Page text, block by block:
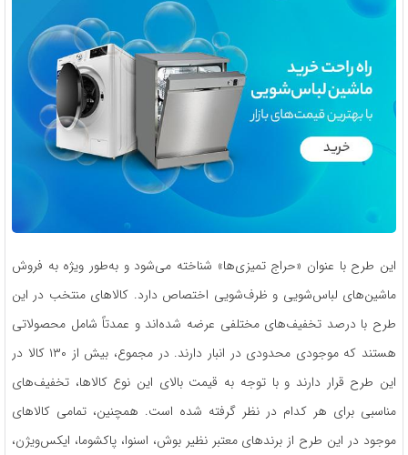
این طرح با عنوان «حراج تمیزی‌ها» شناخته می‌شود و به‌طور ویژه به فروش
ماشین‌های لباس‌شویی و ظرف‌شویی اختصاص دارد. کالاهای منتخب در این
طرح با درصد تخفیف‌های مختلفی عرضه شده‌اند و عمدتاً شامل محصولاتی
هستند که موجودی محدودی در انبار دارند. در مجموع، بیش از ۱۳۰ کالا در
این طرح قرار دارند و با توجه به قیمت بالای این نوع کالاها، تخفیف‌های
مناسبی برای هر کدام در نظر گرفته شده است. همچنین، تمامی کالاهای
موجود در این طرح از برندهای معتبر نظیر بوش، اسنوا، پاکشوما، ایکس‌ویژن،